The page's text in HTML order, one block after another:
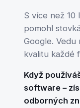
S více než 10
pomohl
Google. Vedu
kvalitu každé
Když
software –
odborných